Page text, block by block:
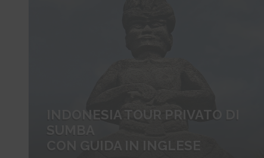
INDONESIA TOUR PRIVATO DI
CON GUIDA IN INGLESE